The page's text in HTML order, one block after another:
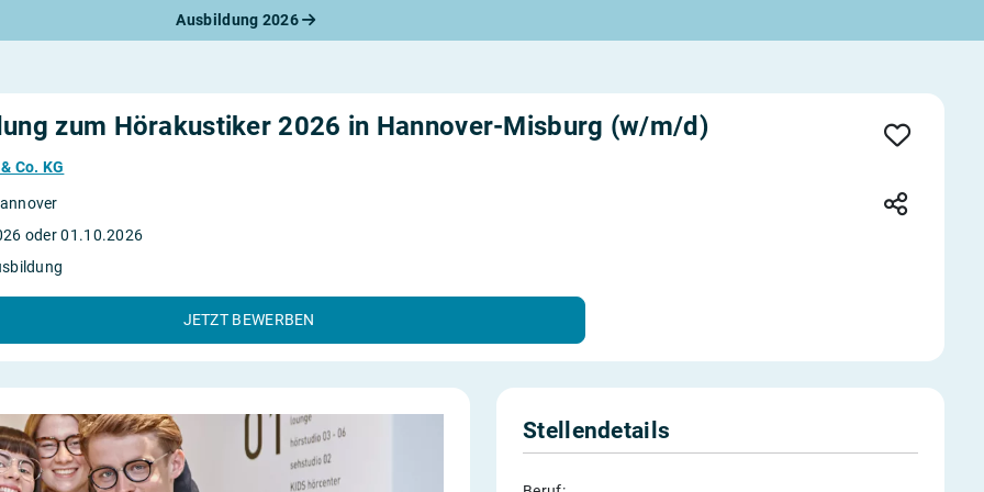
Ausbildung 2026
Bewerbung
Check
zum Hörakustiker 2026 in Hannover-Misburg (w/m/d)
Co. KG
oder 01.10.2026
JETZT BEWERBEN
Stellendetails